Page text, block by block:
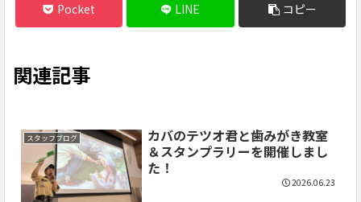
Pocket LINE コピー
関連記事
スタッフブログ
カバのテツオ君と歯みがき教室
＆スタンプラリーを開催しまし
た！
2026.06.23